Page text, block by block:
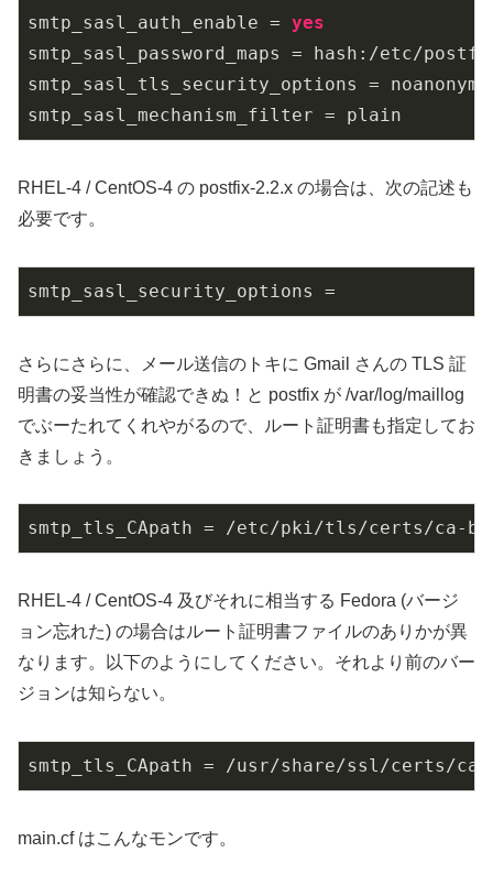
smtp_sasl_auth_enable = yes
smtp_sasl_password_maps
smtp_sasl_tls_security_options
smtp_sasl_mechanism_filter = plain
RHEL-4 / CentOS-4 の postfix-2.2.x の場合は、次の記述も
必要です。
smtp_sasl_security_options =
さらにさらに、メール送信のトキに Gmail さんの TLS 証
明書の妥当性が確認できぬ！と postfix が /var/log/maillog
でぶーたれてくれやがるので、ルート証明書も指定してお
きましょう。
smtp_tls_CApath = /etc/pki/tls/certs/ca-
RHEL-4 / CentOS-4 及びそれに相当する Fedora (バージ
ョン忘れた) の場合はルート証明書ファイルのありかが異
なります。以下のようにしてください。それより前のバー
ジョンは知らない。
smtp_tls_CApath = /usr/share/ssl/certs/
main.cf はこんなモンです。